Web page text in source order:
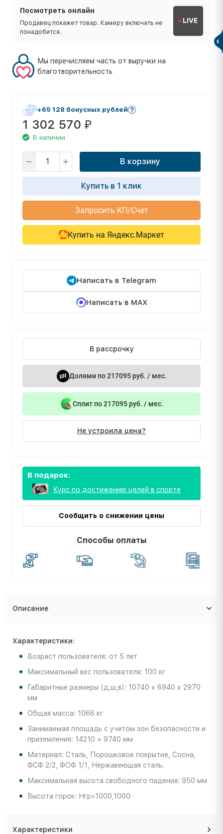
Посмотреть онлайн
Продавец покажет товар. Камеру включать не
понадобится.
LIVE
Мы перечисляем часть от выручки на
благотворительность
+65 128 бонусных рублей
1 302 570 ₽
В наличии
В корзину
Купить в 1 клик
Запросить КП/Счет
Купить на Яндекс.Маркет
Написать в Telegram
Написать в MAX
В рассрочку
Долями по 217095 руб. / мес.
Сплит по 217095 руб. / мес.
Не устроила цена?
В подарок:
Курс по достижению целей в спорте
Сообщить о снижении цены
Способы оплаты
Описание
Характеристики:
Возраст пользователя: от 5 лет
Максимальный вес пользователя: 100 кг
Габаритные размеры (д,ш,в): 10740 х 6940 х 2970
мм
Общая масса: 1066 кг
Занимаемая площадь с учетом зон безопасности и
приземления: 14210 × 9740 мм
Материал: Сталь, Порошковое покрытие, Сосна,
ФСФ 2/2, ФОФ 1/1, Нержавеющая сталь.
Максимальная высота свободного падения: 950 мм
Высота горок: Нгр=1000,1000
Характеристики